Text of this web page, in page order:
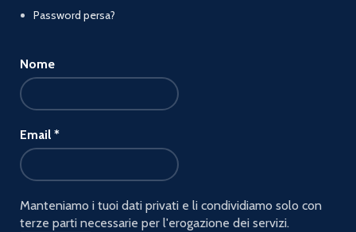
Password persa?
Nome
Email *
Manteniamo i tuoi dati privati e li condividiamo solo con
terze parti necessarie per l'erogazione dei servizi.